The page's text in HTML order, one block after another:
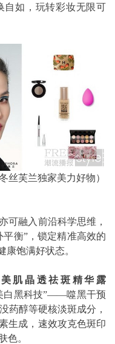
自如，玩转彩妆无限可
丝芙兰独家美力好物）
融入前沿科学思维，
衡”，锁定精准高效的
康饱满好状态。
肌晶透祛斑精华露
白黑科技”——噬黑干预
药醇等硬核淡斑成分，
生成，速效攻克色斑印
色。